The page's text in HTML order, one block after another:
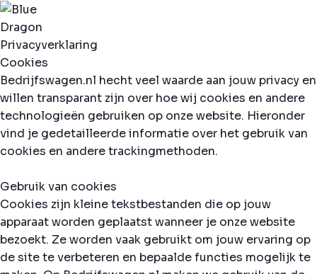
Privacyverklaring
Cookies
Bedrijfswagen.nl hecht veel waarde aan jouw privacy en
willen transparant zijn over hoe wij cookies en andere
technologieën gebruiken op onze website. Hieronder
vind je gedetailleerde informatie over het gebruik van
cookies en andere trackingmethoden.
Gebruik van cookies
Cookies zijn kleine tekstbestanden die op jouw
apparaat worden geplaatst wanneer je onze website
bezoekt. Ze worden vaak gebruikt om jouw ervaring op
de site te verbeteren en bepaalde functies mogelijk te